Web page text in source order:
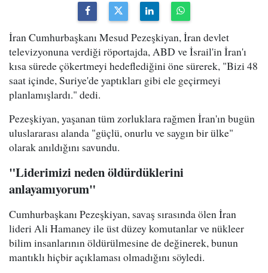
İran Cumhurbaşkanı Mesud Pezeşkiyan, İran devlet
televizyonuna verdiği röportajda, ABD ve İsrail'in İran'ı
kısa sürede çökertmeyi hedeflediğini öne sürerek, "Bizi 48
saat içinde, Suriye'de yaptıkları gibi ele geçirmeyi
planlamışlardı." dedi.
Pezeşkiyan, yaşanan tüm zorluklara rağmen İran'ın bugün
uluslararası alanda "güçlü, onurlu ve saygın bir ülke"
olarak anıldığını savundu.
"Liderimizi neden öldürdüklerini
anlayamıyorum"
Cumhurbaşkanı Pezeşkiyan, savaş sırasında ölen İran
lideri Ali Hamaney ile üst düzey komutanlar ve nükleer
bilim insanlarının öldürülmesine de değinerek, bunun
mantıklı hiçbir açıklaması olmadığını söyledi.